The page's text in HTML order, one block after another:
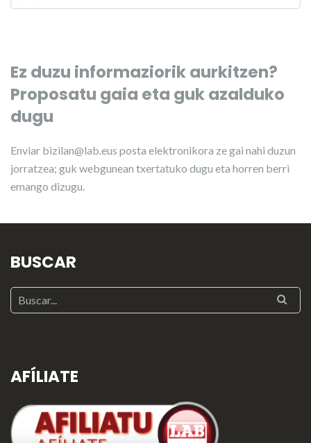
Ez duzu informaziorik aurkitzen?
Proposatu gaia eta guk azalduko
dugu
Enviar bizilan@lab.eus posta elektronikora ze gai nahi duzun
jorratzea; guk webgunean txertatuko dugu eta horren berri
emango dizugu.
BUSCAR
AFÍLIATE